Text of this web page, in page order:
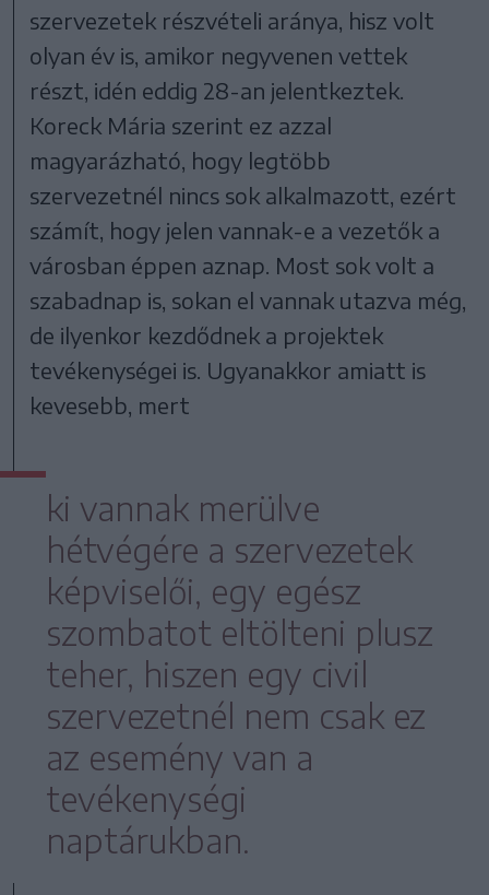
szervezetek részvételi aránya, hisz volt
olyan év is, amikor negyvenen vettek
részt, idén eddig 28-an jelentkeztek.
Koreck Mária szerint ez azzal
magyarázható, hogy legtöbb
szervezetnél nincs sok alkalmazott, ezért
számít, hogy jelen vannak-e a vezetők a
városban éppen aznap. Most sok volt a
szabadnap is, sokan el vannak utazva még,
de ilyenkor kezdődnek a projektek
tevékenységei is. Ugyanakkor amiatt is
kevesebb, mert
ki vannak merülve
hétvégére a szervezetek
képviselői, egy egész
szombatot eltölteni plusz
teher, hiszen egy civil
szervezetnél nem csak ez
az esemény van a
tevékenységi
naptárukban.